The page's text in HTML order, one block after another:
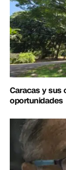
Caracas y sus
oportunidades